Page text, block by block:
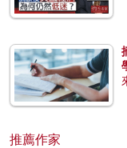
推薦作家